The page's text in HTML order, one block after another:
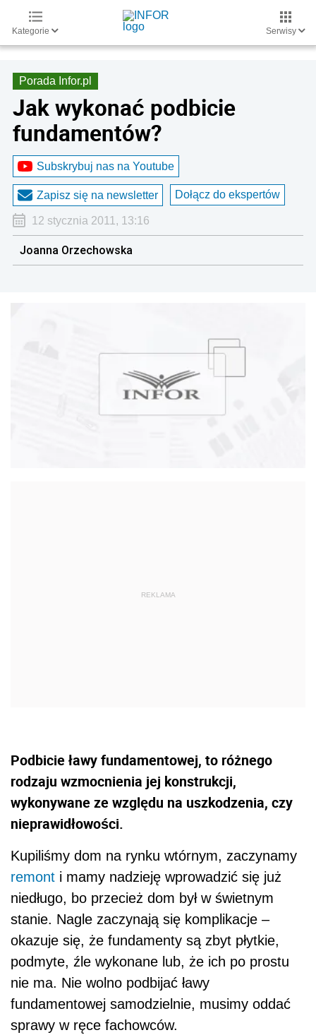
Kategorie Serwisy
Porada Infor.pl
Jak wykonać podbicie
fundamentów?
Subskrybuj nas na Youtube
Zapisz się na newsletter Dołącz do ekspertów
12 stycznia 2011, 13:16
Joanna Orzechowska
Podbicie ławy fundamentowej, to różnego
rodzaju wzmocnienia jej konstrukcji,
wykonywane ze względu na uszkodzenia, czy
nieprawidłowości.
Kupiliśmy dom na rynku wtórnym, zaczynamy
remont i mamy nadzieję wprowadzić się już
niedługo, bo przecież dom był w świetnym
stanie. Nagle zaczynają się komplikacje –
okazuje się, że fundamenty są zbyt płytkie,
podmyte, źle wykonane lub, że ich po prostu
nie ma. Nie wolno podbijać ławy
fundamentowej samodzielnie, musimy oddać
sprawy w ręce fachowców.